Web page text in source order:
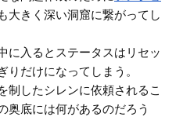
大きく深い洞窟に繋がってし
に入るとステータスはリセッ
りだけになってしまう。
制したシレンに依頼されるこ
奥底には何があるのだろう